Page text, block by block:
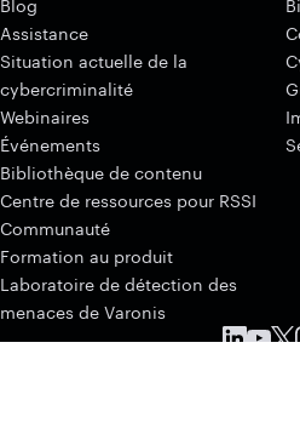
Blog
Assistance
Situation actuelle de la
cybercriminalité
Webinaires
Événements
Bibliothèque de contenu
Centre de ressources pour RSSI
Communauté
Formation au produit
Laboratoire de détection des
menaces de Varonis